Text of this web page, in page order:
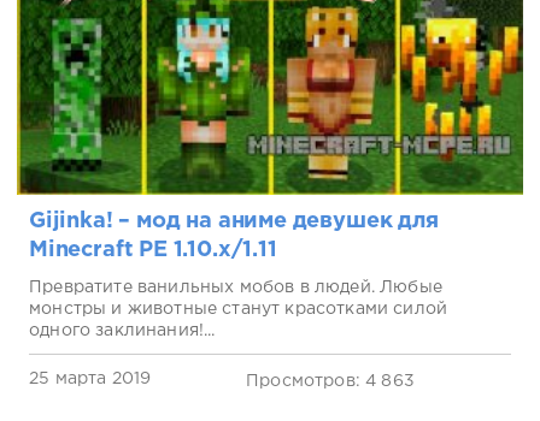
Gijinka! – мод на аниме девушек для
Minecraft PE 1.10.х/1.11
Превратите ванильных мобов в людей. Любые
монстры и животные станут красотками силой
одного заклинания!...
25 марта 2019 Просмотров: 4 863